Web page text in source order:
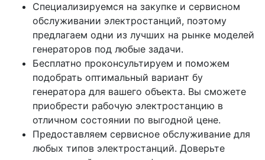
Специализируемся на закупке и сервисном
обслуживании электростанций, поэтому
предлагаем одни из лучших на рынке моделей
генераторов под любые задачи.
Бесплатно проконсультируем и поможем
подобрать оптимальный вариант бу
генератора для вашего объекта. Вы сможете
приобрести рабочую электростанцию в
отличном состоянии по выгодной цене.
Предоставляем сервисное обслуживание для
любых типов электростанций. Доверьте